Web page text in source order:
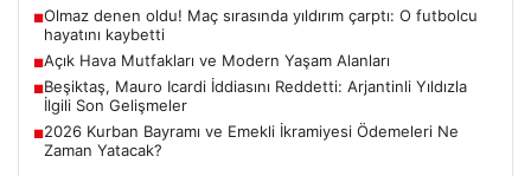
■Olmaz denen oldu! Maç sırasında yıldırım çarptı: O futbolcu
hayatını kaybetti
■Açık Hava Mutfakları ve Modern Yaşam Alanları
■Beşiktaş, Mauro Icardi İddiasını Reddetti: Arjantinli Yıldızla
İlgili Son Gelişmeler
■2026 Kurban Bayramı ve Emekli İkramiyesi Ödemeleri Ne
Zaman Yatacak?